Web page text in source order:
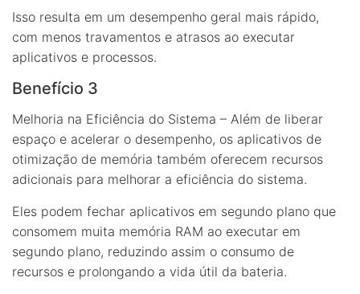
Isso resulta em um desempenho geral mais rápido,
com menos travamentos e atrasos ao executar
aplicativos e processos.
Benefício 3
Melhoria na Eficiência do Sistema – Além de liberar
espaço e acelerar o desempenho, os aplicativos de
otimização de memória também oferecem recursos
adicionais para melhorar a eficiência do sistema.
Eles podem fechar aplicativos em segundo plano que
consomem muita memória RAM ao executar em
segundo plano, reduzindo assim o consumo de
recursos e prolongando a vida útil da bateria.